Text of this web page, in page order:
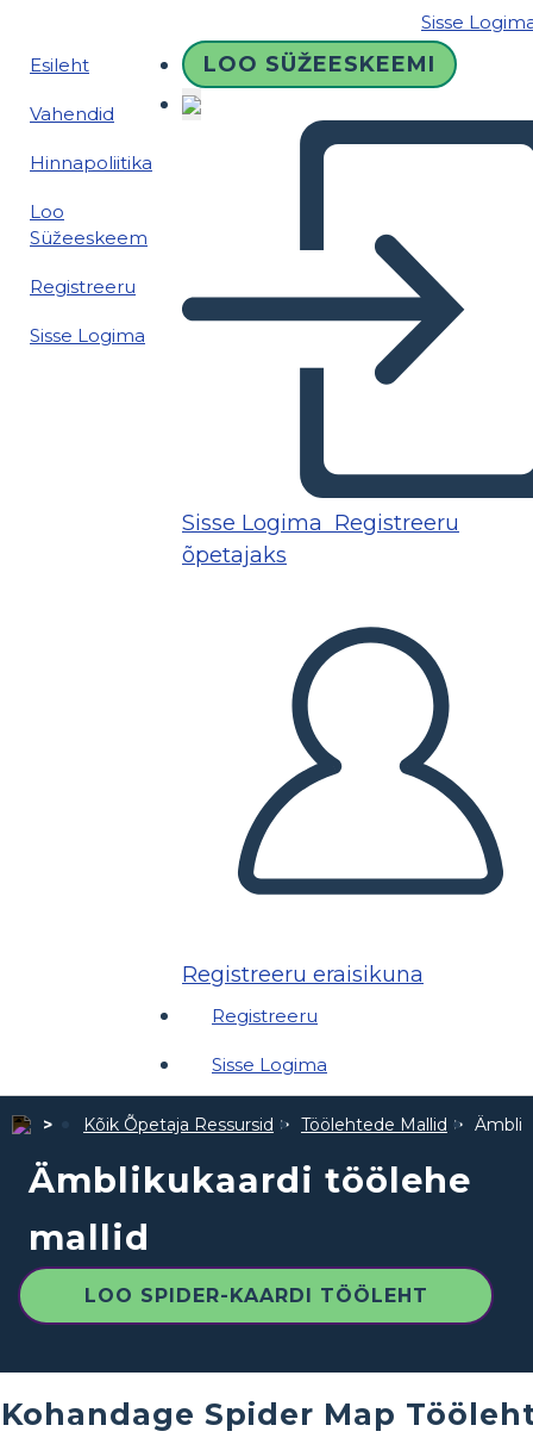
Sisse
Esileht
Vahendid
Hinnapoliitika
Loo
Süžeeskeem
Registreeru
Sisse Logima
LOO SÜŽEESKEEMI
Sisse Logima Registreeru
õpetajaks
Registreeru eraisikuna
Registreeru
Sisse Logima
Kõik Õpetaja Ressursid Töölehtede Mallid
Ämblikukaardi töölehe
mallid
LOO SPIDER-KAARDI TÖÖLEHT
Kohandage Spider Map